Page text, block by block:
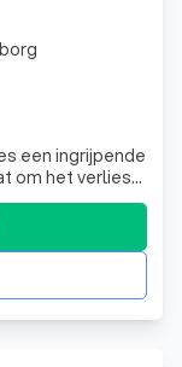
een ingrijpende
om het verlies
en
ondersteunen
gebaseerd op